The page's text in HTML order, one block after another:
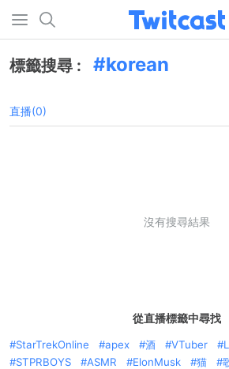
標籤搜尋 : korean
直播(0)
沒有搜尋結果
從直播標籤中尋找
StarTrekOnline apex 酒 VTuber
STPRBOYS
ASMR ElonMusk 猫